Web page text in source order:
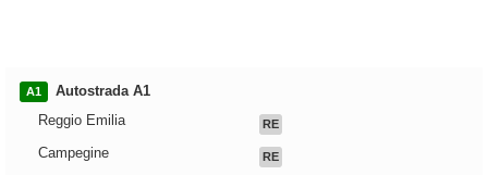
A1
Autostrada A1
Reggio Emilia
RE
Campegine RE